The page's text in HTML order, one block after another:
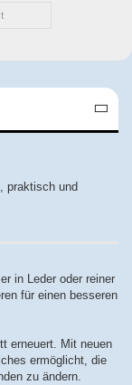
praktisch und
in Leder oder reiner
für einen besseren
erneuert. Mit neuen
ermöglicht, die
zu ändern.